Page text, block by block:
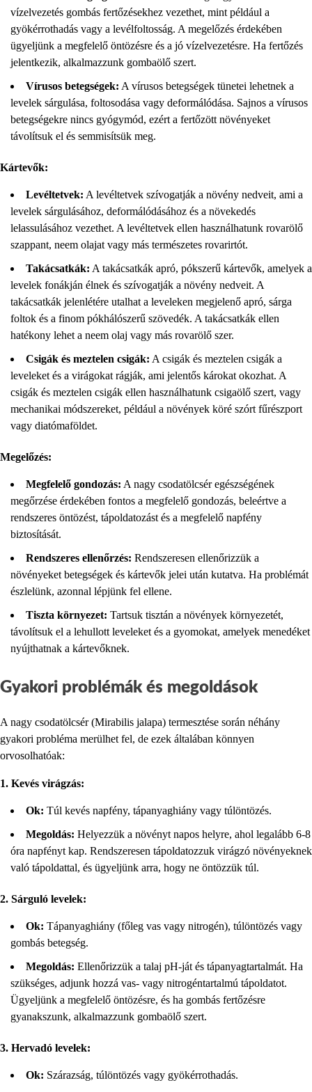
vízelvezetés gombás fertőzésekhez vezethet, mint például a
gyökérrothadás vagy a levélfoltosság. A megelőzés érdekében
ügyeljünk a megfelelő öntözésre és a jó vízelvezetésre. Ha fertőzés
jelentkezik, alkalmazzunk gombaölő szert.
Vírusos betegségek: A vírusos betegségek tünetei lehetnek a
levelek sárgulása, foltosodása vagy deformálódása. Sajnos a vírusos
betegségekre nincs gyógymód, ezért a fertőzött növényeket
távolítsuk el és semmisítsük meg.
Kártevők:
Levéltetvek: A levéltetvek szívogatják a növény nedveit, ami a
levelek sárgulásához, deformálódásához és a növekedés
lelassulásához vezethet. A levéltetvek ellen használhatunk rovarölő
szappant, neem olajat vagy más természetes rovarirtót.
Takácsatkák: A takácsatkák apró, pókszerű kártevők, amelyek a
levelek fonákján élnek és szívogatják a növény nedveit. A
takácsatkák jelenlétére utalhat a leveleken megjelenő apró, sárga
foltok és a finom pókhálószerű szövedék. A takácsatkák ellen
hatékony lehet a neem olaj vagy más rovarölő szer.
Csigák és meztelen csigák: A csigák és meztelen csigák a
leveleket és a virágokat rágják, ami jelentős károkat okozhat. A
csigák és meztelen csigák ellen használhatunk csigaölő szert, vagy
mechanikai módszereket, például a növények köré szórt fűrészport
vagy diatómaföldet.
Megelőzés:
Megfelelő gondozás: A nagy csodatölcsér egészségének
megőrzése érdekében fontos a megfelelő gondozás, beleértve a
rendszeres öntözést, tápoldatozást és a megfelelő napfény
biztosítását.
Rendszeres ellenőrzés: Rendszeresen ellenőrizzük a
növényeket betegségek és kártevők jelei után kutatva. Ha problémát
észlelünk, azonnal lépjünk fel ellene.
Tiszta környezet: Tartsuk tisztán a növények környezetét,
távolítsuk el a lehullott leveleket és a gyomokat, amelyek menedéket
nyújthatnak a kártevőknek.
Gyakori problémák és megoldások
A nagy csodatölcsér (Mirabilis jalapa) termesztése során néhány
gyakori probléma merülhet fel, de ezek általában könnyen
orvosolhatóak:
1. Kevés virágzás:
Ok: Túl kevés napfény, tápanyaghiány vagy túlöntözés.
Megoldás: Helyezzük a növényt napos helyre, ahol legalább 6-8
óra napfényt kap. Rendszeresen tápoldatozzuk virágzó növényeknek
való tápoldattal, és ügyeljünk arra, hogy ne öntözzük túl.
2. Sárguló levelek:
Ok: Tápanyaghiány (főleg vas vagy nitrogén), túlöntözés vagy
gombás betegség.
Megoldás: Ellenőrizzük a talaj pH-ját és tápanyagtartalmát. Ha
szükséges, adjunk hozzá vas- vagy nitrogéntartalmú tápoldatot.
Ügyeljünk a megfelelő öntözésre, és ha gombás fertőzésre
gyanakszunk, alkalmazzunk gombaölő szert.
3. Hervadó levelek:
Ok: Szárazság, túlöntözés vagy gyökérrothadás.